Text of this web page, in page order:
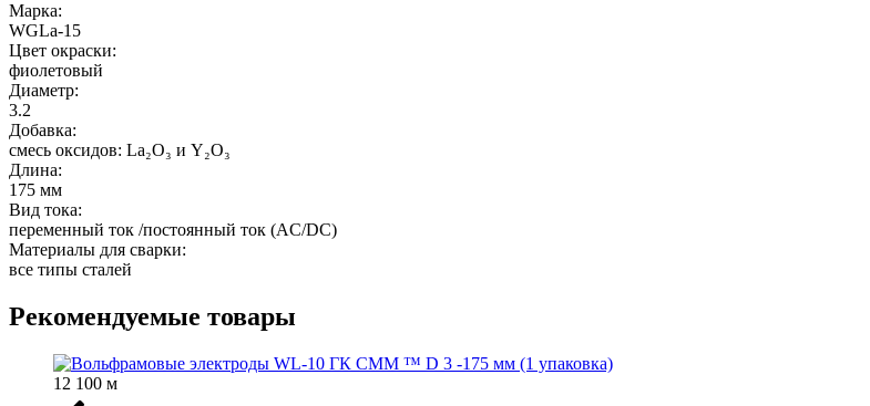
Марка:
WGLa-15
Цвет окраски:
фиолетовый
Диаметр:
3.2
Добавка:
смесь оксидов: La₂O₃ и Y₂O₃
Длина:
175 мм
Вид тока:
переменный ток /постоянный ток (AC/DC)
Материалы для сварки:
все типы сталей
Рекомендуемые товары
12 100 м